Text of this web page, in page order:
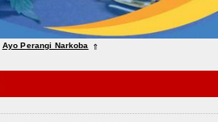
Ayo Perangi Narkoba ⇑